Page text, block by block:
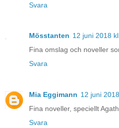
Svara
Mösstanten 12 juni 2018
Fina omslag och noveller
Svara
Mia Eggimann 12 juni
Fina noveller, speciellt
Svara